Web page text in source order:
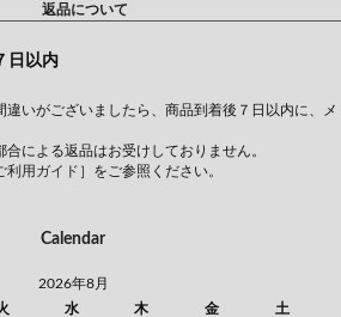
返品について
日以内
違いがございましたら、商品到着後７日以内に、メ
による返品はお受けしておりません。
利用ガイド］ をご参照ください。
Calendar
2026年8月
水 木 金 土